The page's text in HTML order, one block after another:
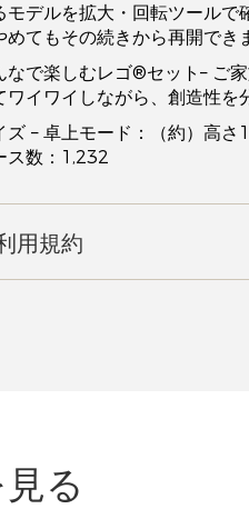
モデルを拡大・回転ツールで
めてもその続きから再開でき
なで楽しむレゴ®セット– ご
ワイワイしながら、創造性を
ズ – 卓上モード：（約）高
ス数：1,232
用規約
る